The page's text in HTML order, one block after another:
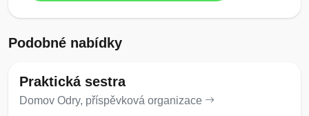
Podobné nabídky
Praktická sestra
Domov Odry, příspěvková organizace